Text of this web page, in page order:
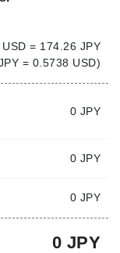
USD = 174.26 JPY
= 0.5738 USD)
0 JPY
0 JPY
0 JPY
0 JPY